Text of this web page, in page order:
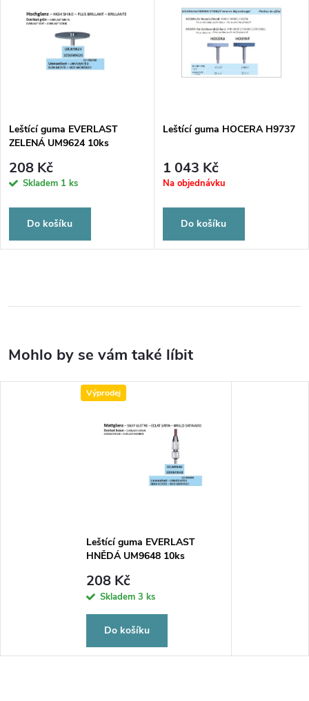
Leštící guma EVERLAST
ZELENÁ UM9624 10ks
208 Kč
Skladem 1 ks
Do košíku
Leštící guma HOCERA H9737
1 043 Kč
Na objednávku
Do košíku
Výprodej
Leštící guma EVERLAST
HNĚDÁ UM9648 10ks
208 Kč
Skladem 3 ks
Do košíku